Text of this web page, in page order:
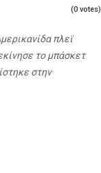
(0 votes)
πλεϊ
το μπάσκετ
στην